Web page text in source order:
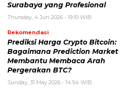
Surabaya yang Profesional
Thursday, 4 Jun 2026 - 19:10 WIB
Rekomendasi
Prediksi Harga Crypto Bitcoin:
Bagaimana Prediction Market
Membantu Membaca Arah
Pergerakan BTC?
Sunday, 31 May 2026 - 14:54 WIB